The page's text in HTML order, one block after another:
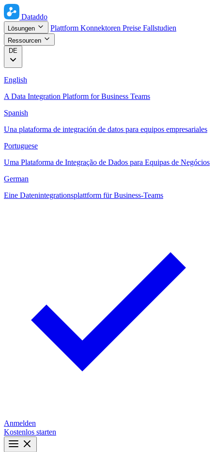
Dataddo
Lösungen Plattform Konnektoren Preise Fallstudien
Ressourcen
DE
English
A Data Integration Platform for Business Teams
Spanish
Una plataforma de integración de datos para equipos empresariales
Portuguese
Uma Plataforma de Integração de Dados para Equipas de Negócios
German
Eine Datenintegrationsplattform für Business-Teams
Anmelden
Kostenlos starten